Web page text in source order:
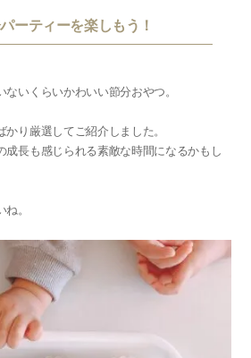
ーティーを楽しもう！
いくらいかわいい節分おやつ。
り厳選してご紹介しました。
成長も感じられる素敵な時間になるかもし
。